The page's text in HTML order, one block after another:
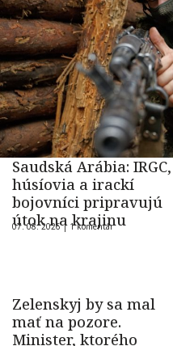
Saudská Arábia: IRGC,
húsíovia a irackí
bojovníci pripravujú
útok na krajinu
07. 08. 2026 | 1 komentár
Zelenskyj by sa mal
mať na pozore.
Minister, ktorého